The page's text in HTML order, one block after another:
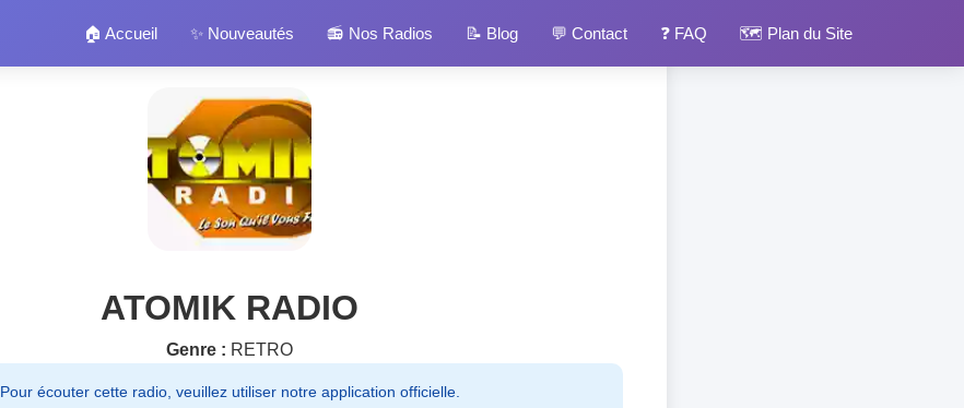
🏠 Accueil ✨ Nouveautés 📻 Nos Radios 📝 Blog 💬 Contact ❓ FAQ 🗺️ Plan du Site
ATOMIK RADIO
Genre : RETRO
Pour écouter cette radio, veuillez utiliser notre application officielle.